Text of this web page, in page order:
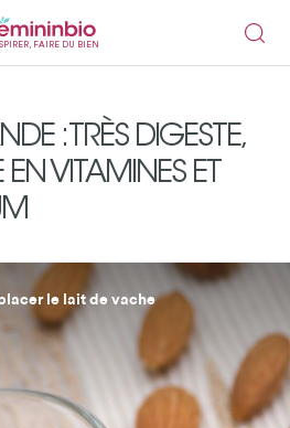
FAIRE DU BIEN
: TRÈS DIGESTE,
EN VITAMINES ET
le lait de vache